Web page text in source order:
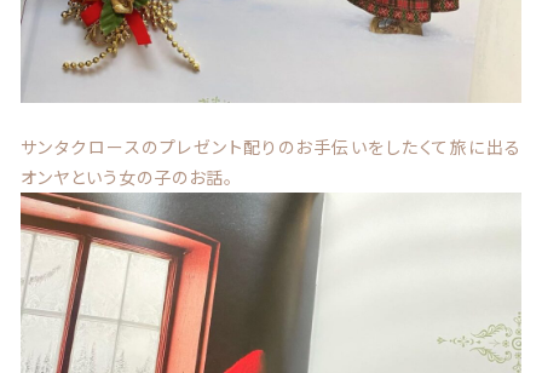
サンタクロースのプレゼント配りのお手伝いをしたくて旅に出る
オンヤという女の子のお話。